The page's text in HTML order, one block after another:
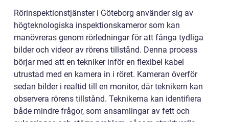
Rörinspektionstjänster i Göteborg använder sig av
högteknologiska inspektionskameror som kan
manövreras genom rörledningar för att fånga tydliga
bilder och videor av rörens tillstånd. Denna process
börjar med att en tekniker inför en flexibel kabel
utrustad med en kamera in i röret. Kameran överför
sedan bilder i realtid till en monitor, där teknikern kan
observera rörens tillstånd. Teknikerna kan identifiera
både mindre frågor, som ansamlingar av fett och